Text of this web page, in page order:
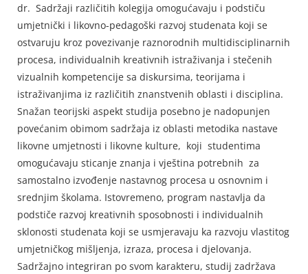
dr. Sadržaji različitih kolegija omogućavaju i podstiču
umjetnički i likovno-pedagoški razvoj studenata koji se
ostvaruju kroz povezivanje raznorodnih multidisciplinarnih
procesa, individualnih kreativnih istraživanja i stečenih
vizualnih kompetencije sa diskursima, teorijama i
istraživanjima iz različitih znanstvenih oblasti i disciplina.
Snažan teorijski aspekt studija posebno je nadopunjen
povećanim obimom sadržaja iz oblasti metodika nastave
likovne umjetnosti i likovne kulture, koji studentima
omogućavaju sticanje znanja i vještina potrebnih za
samostalno izvođenje nastavnog procesa u osnovnim i
srednjim školama. Istovremeno, program nastavlja da
podstiče razvoj kreativnih sposobnosti i individualnih
sklonosti studenata koji se usmjeravaju ka razvoju vlastitog
umjetničkog mišljenja, izraza, procesa i djelovanja.
Sadržajno integriran po svom karakteru, studij zadržava